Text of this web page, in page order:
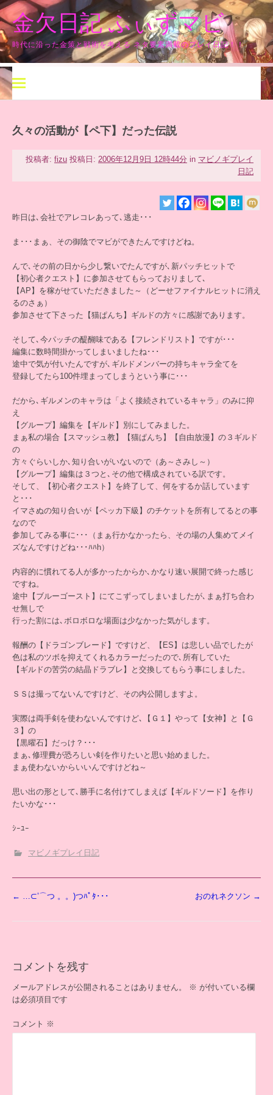
コ
ン
テ
ン
ツ
へ
ス
キ
ッ
金欠日記 ふぃずマビ
時代に沿った金策と戦術を考える ネタ要素満載のプレイ日記！！
久々の活動が【ペ下】だった伝説
投稿者: fizu 投稿日: 2006年12月9日 12時44分 in マビノギプレイ
日記
昨日は､会社でアレコレあって､逃走･･･
ま･･･まぁ、その御陰でマビができたんですけどね。
んで､その前の日から少し繋いでたんですが､新パッチヒットで
【初心者クエスト】に参加させてもらっておりまして､
【AP】を稼がせていただきました～（どーせファイナルヒットに消え
るのさぁ）
参加させて下さった【猫ぱんち】ギルドの方々に感謝であります。
そして､今パッチの醍醐味である【フレンドリスト】ですが･･･
編集に数時間掛かってしまいましたね･･･
途中で気が付いたんですが､ギルドメンバーの持ちキャラ全てを
登録してたら100件埋まってしまうという事に･･･
だから､ギルメンのキャラは「よく接続されているキャラ」のみに抑
え
【グループ】編集を【ギルド】別にしてみました。
まぁ私の場合【スマッシュ教】【猫ぱんち】【自由放漫】の３ギルド
の
方々ぐらいしか､知り合いがいないので（あ～さみし～）
【グループ】編集は３つと､その他で構成されている訳です。
そして、【初心者クエスト】を終了して、何をするか話しています
と･･･
イマさぬの知り合いが【ペッカ下級】のチケットを所有してるとの事
なので
参加してみる事に･･･（まぁ行かなかったら、その場の人集めてメイ
ズなんですけどね･･･ﾊﾊh）
内容的に慣れてる人が多かったからか､かなり速い展開で終った感じ
ですね。
途中【ブルーゴースト】にてこずってしまいましたが､まぁ打ち合わ
せ無しで
行った割には､ボロボロな場面は少なかった気がします。
報酬の【ドラゴンブレード】ですけど、【ES】は悲しい品でしたが
色は私のツボを抑えてくれるカラーだったので､所有していた
【ギルドの苦労の結晶ドラブレ】と交換してもらう事にしました。
ＳＳは撮ってないんですけど、その内公開しますよ。
実際は両手剣を使わないんですけど､【Ｇ１】やって【女神】と【Ｇ
３】の
【黒曜石】だっけ？･･･
まぁ､修理費が恐ろしい剣を作りたいと思い始めました。
まぁ使わないからいいんですけどね～
思い出の形として､勝手に名付けてしまえば【ギルドソード】を作り
たいかな･･･
ｼｰﾕｰ
マビノギプレイ日記
投
ナ
シ
ョ
ン
← …⊂’⌒つ 。。)つﾊﾟﾀ･･･ おのれネクソン →
コメントを残す
メールアドレスが公開されることはありません。 ※ が付いている欄
は必須項目です
コメント ※